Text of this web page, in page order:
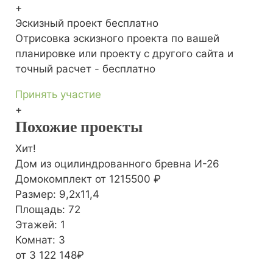
+
Эскизный проект бесплатно
Отрисовка эскизного проекта по вашей
планировке или проекту с другого сайта и
точный расчет - бесплатно
Принять участие
+
Похожие проекты
Хит!
Дом из оцилиндрованного бревна И-26
Домокомплект от 1215500 ₽
Размер: 9,2х11,4
Площадь: 72
Этажей: 1
Комнат: 3
от 3 122 148₽